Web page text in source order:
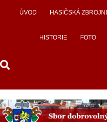
ÚVOD HASIČSKÁ
HISTORIE FOTO